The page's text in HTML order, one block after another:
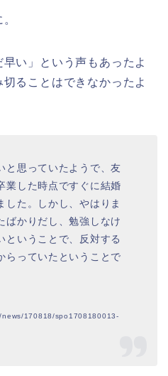
い」という声もあったよ
ることはできなかったよ
と思っていたようで、友
業した時点ですぐに結婚
した。しかし、やはりま
ばかりだし、勉強しなけ
ということで、反対する
らっていたということで
170818/spo1708180013-